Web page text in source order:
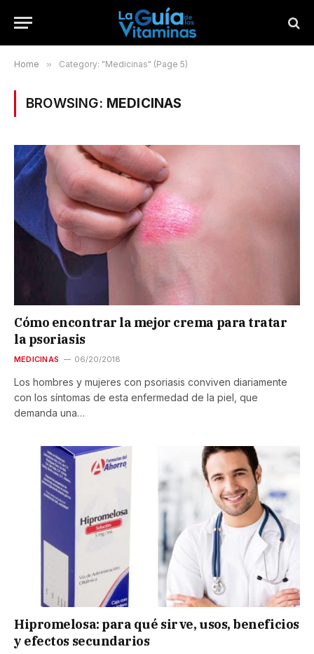
Home » Category: "Medicinas" (Page 5)
BROWSING: MEDICINAS
Cómo encontrar la mejor crema para tratar
la psoriasis
MEDICINAS 06/20/2018
Los hombres y mujeres con psoriasis conviven diariamente
con los síntomas de esta enfermedad de la piel, que
demanda una…
Hipromelosa: para qué sirve, usos, beneficios
y efectos secundarios